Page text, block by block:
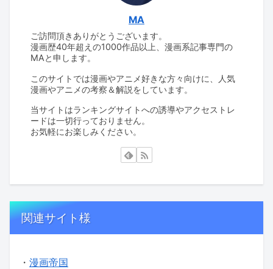
MA
ご訪問頂きありがとうございます。
漫画歴40年超えの1000作品以上、漫画系記事専門の
MAと申します。
このサイトでは漫画やアニメ好きな方々向けに、人気
漫画やアニメの考察＆解説をしています。
当サイトはランキングサイトへの誘導やアクセストレ
ードは一切行っておりません。
お気軽にお楽しみください。
関連サイト様
・ 漫画帝国